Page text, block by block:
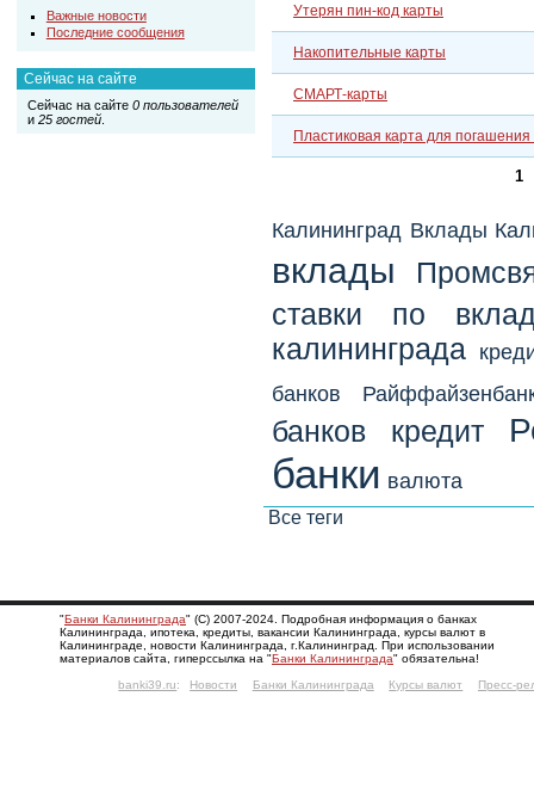
Важные новости
Последние сообщения
Сейчас на сайте
Сейчас на сайте 0 пользователей
и 25 гостей.
Утерян пин-код карты
Накопительные карты
СМАРТ-карты
Пластиковая карта для погашения
1
Калининград Вклады
вклады
ставки по
калининграда
банков
банков кредит
банки валюта
Все теги
"Банки Калининграда" (С) 2007-2024. Подробная информация о банках
Калининграда, ипотека, кредиты, вакансии Калининграда, курсы валют в
Калининграде, новости Калининграда, г.Калининград. При использовании
материалов сайта, гиперссылка на "Банки Калининграда" обязательна!
banki39.ru: Новости Банки Калининграда Курсы валют Пресс-